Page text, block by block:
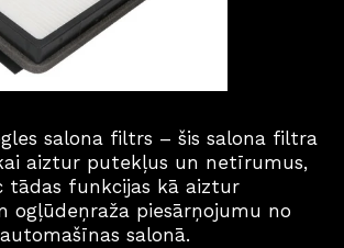
salona filtrs – šis salona filtra
aiztur putekļus un netīrumus,
tādas funkcijas kā aiztur
ogļūdeņraža piesārņojumu no
salonā.